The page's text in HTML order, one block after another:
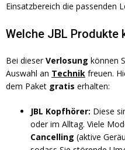
Einsatzbereich die passenden
Welche JBL Produkte
Bei dieserVerlosung können
Auswahl an Technik freuen.
dem Paket gratis erhalten:
JBL Kopfhörer: Diese
oder im Alltag. Viele
Cancelling (aktive